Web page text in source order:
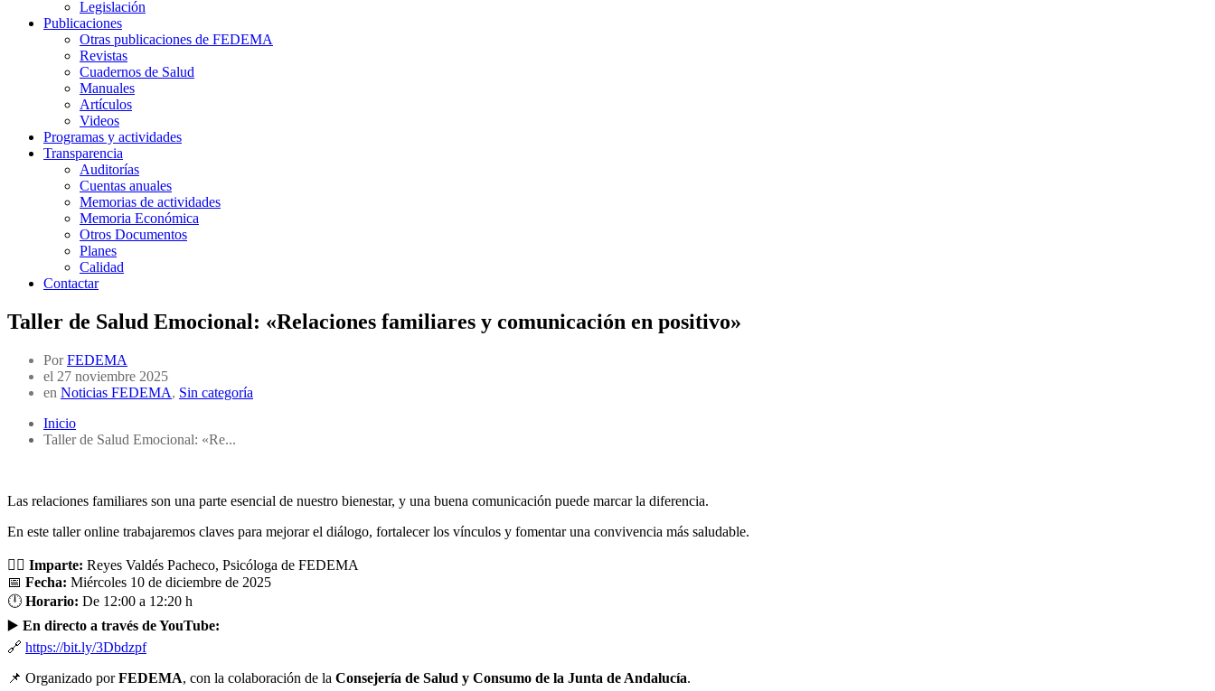
Legislación
Publicaciones
Otras publicaciones de FEDEMA
Revistas
Cuadernos de Salud
Manuales
Artículos
Videos
Programas y actividades
Transparencia
Auditorías
Cuentas anuales
Memorias de actividades
Memoria Económica
Otros Documentos
Planes
Calidad
Contactar
Taller de Salud Emocional: «Relaciones familiares y comunicación en positivo»
Por FEDEMA
el 27 noviembre 2025
en Noticias FEDEMA, Sin categoría
Inicio
Taller de Salud Emocional: «Re...
Las relaciones familiares son una parte esencial de nuestro bienestar, y una buena comunicación puede marcar la diferencia.
En este taller online trabajaremos claves para mejorar el diálogo, fortalecer los vínculos y fomentar una convivencia más saludable.
👩‍⚕️ Imparte: Reyes Valdés Pacheco, Psicóloga de FEDEMA
📅 Fecha: Miércoles 10 de diciembre de 2025
🕛 Horario: De 12:00 a 12:20 h
▶️ En directo a través de YouTube:
🔗 https://bit.ly/3Dbdzpf
📌 Organizado porFEDEMA, con la colaboración de la Consejería de Salud y Consumo de la Junta de Andalucía.